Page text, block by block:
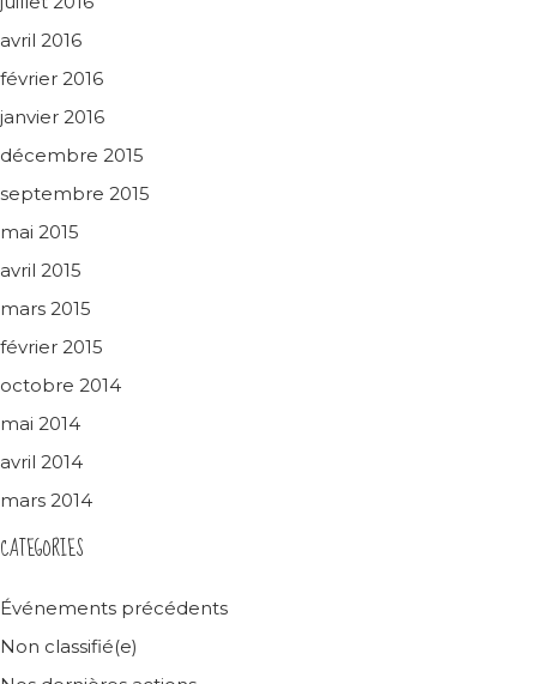
avril 2016
février 2016
janvier 2016
décembre 2015
septembre 2015
mai 2015
avril 2015
mars 2015
février 2015
octobre 2014
mai 2014
avril 2014
mars 2014
CATEGORIES
Événements précédents
Non classifié(e)